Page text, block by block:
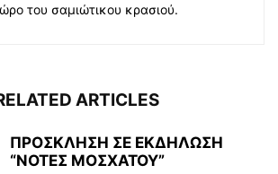
του σαμιώτικου κρασιού.
ARTICLES
ΠΡΟΣΚΛΗΣΗ ΣΕ ΕΚΔΗΛΩΣΗ
“ΝΟΤΕΣ ΜΟΣΧΑΤΟΥ”